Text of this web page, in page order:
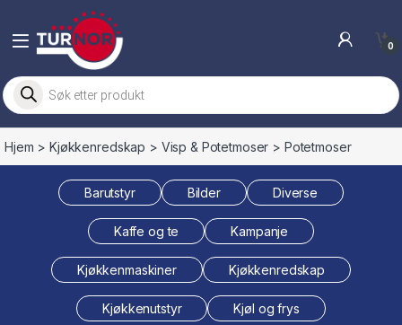
Skip to navigation
Skip to content
0
Products search
Hjem >Kjøkkenredskap > Visp & Potetmoser > Potetmoser
Barutstyr Bilder Diverse
Kaffe og te Kampanje
Kjøkkenmaskiner Kjøkkenredskap
Kjøkkenutstyr Kjøl og frys